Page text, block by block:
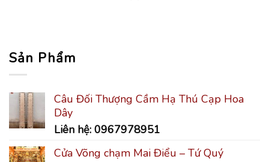
Sản Phẩm
Câu Đối Thượng Cầm Hạ Thú Cạp Hoa
Dây
Liên hệ: 0967978951
Cửa Võng chạm Mai Điểu – Tứ Quý